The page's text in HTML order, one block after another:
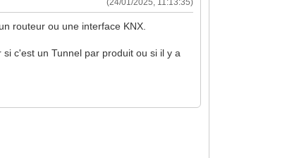
(24/01/2025, 11:13:35)
routeur ou une interface KNX.
c'est un Tunnel par produit ou si il y a